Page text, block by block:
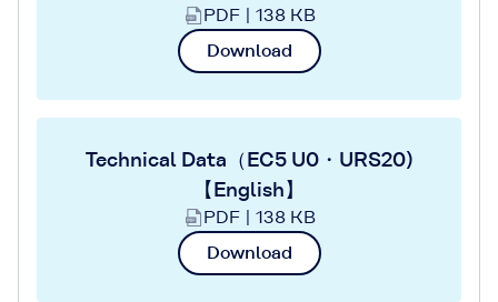
PDF | 138 KB
Download
Technical Data（EC5 U0・URS20)
【English】
PDF | 138 KB
Download